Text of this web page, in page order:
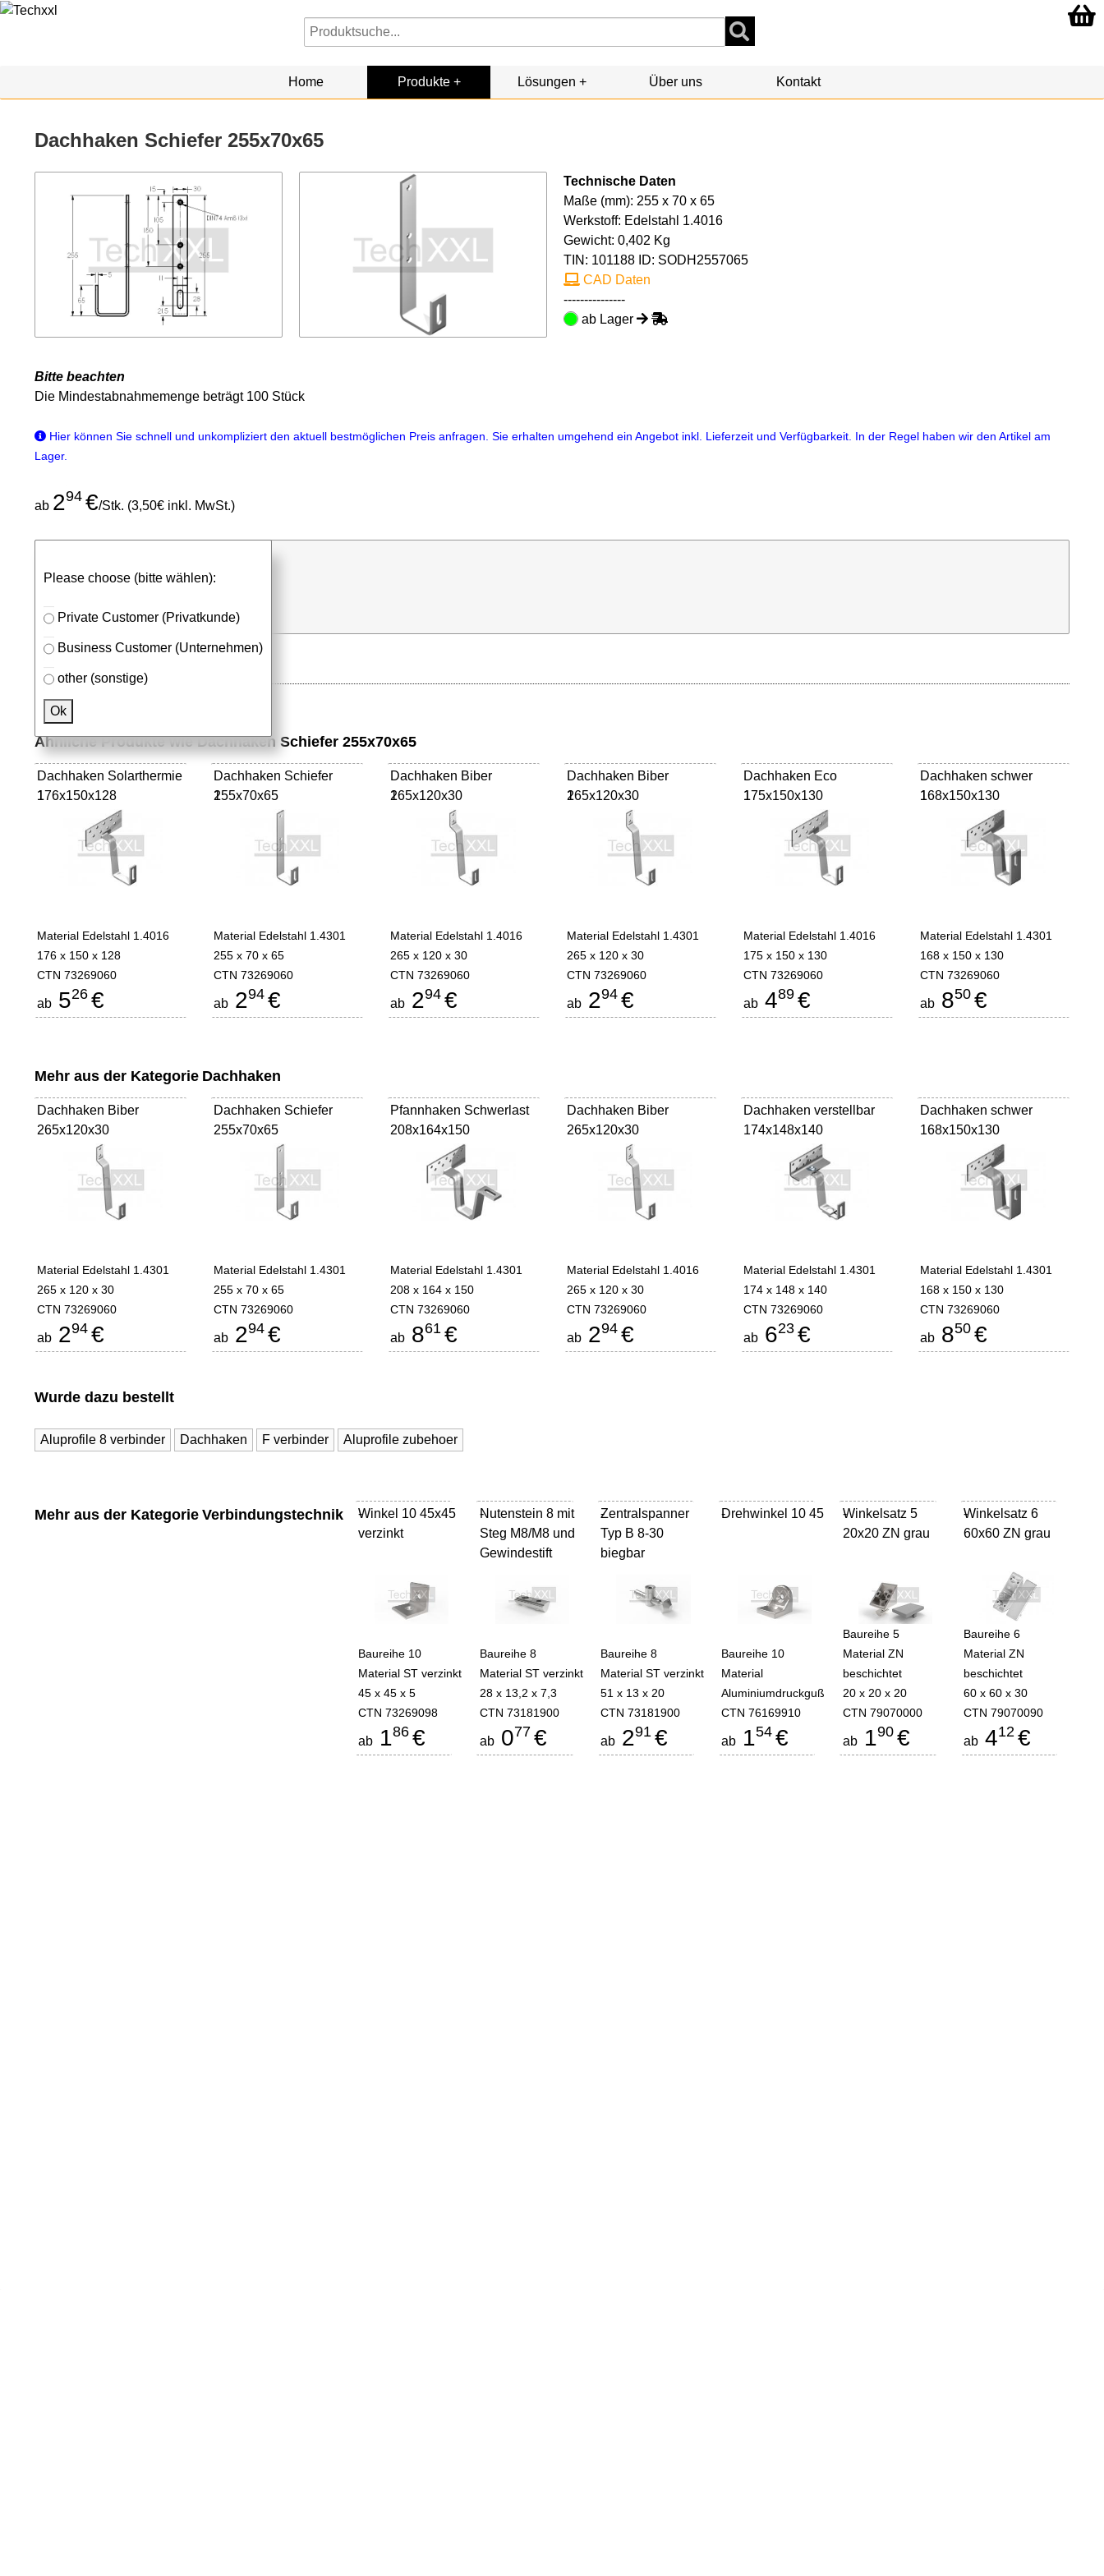
Home Produkte Lösungen Über uns Kontakt
Dachhaken Schiefer 255x70x65
Technische Daten
Maße (mm): 255 x 70 x 65
Werkstoff: Edelstahl 1.4016
Gewicht: 0,402 Kg
TIN: 101188 ID: SODH2557065
CAD Daten
---------------
ab Lager
Bitte beachten
Die Mindestabnahmemenge beträgt 100 Stück
Hier können Sie schnell und unkompliziert den aktuell bestmöglichen Preis anfragen. Sie erhalten umgehend ein Angebot inkl. Lieferzeit und Verfügbarkeit. In der Regel haben wir den Artikel am
Lager.
ab 294 €/Stk. (3,50€ inkl. MwSt.)
Please choose (bitte wählen):
Private Customer (Privatkunde)
Business Customer (Unternehmen)
other (sonstige)
Ok
⮮
Stk. in Anfrageliste
Ähnliche Produkte wie Dachhaken Schiefer 255x70x65
Dachhaken Solarthermie
176x150x128
1
Material Edelstahl 1.4016
176 x 150 x 128
CTN 73269060
ab 526 €
Dachhaken Schiefer
255x70x65
1
Material Edelstahl 1.4301
255 x 70 x 65
CTN 73269060
ab 294 €
Dachhaken Biber
265x120x30
1
Material Edelstahl 1.4016
265 x 120 x 30
CTN 73269060
ab 294 €
Dachhaken Biber
265x120x30
1
Material Edelstahl 1.4301
265 x 120 x 30
CTN 73269060
ab 294 €
Dachhaken Eco
175x150x130
1
Material Edelstahl 1.4016
175 x 150 x 130
CTN 73269060
ab 489 €
Dachhaken schwer
168x150x130
1
Material Edelstahl 1.4301
168 x 150 x 130
CTN 73269060
ab 850 €
Mehr aus der Kategorie Dachhaken
Dachhaken Biber
265x120x30
Material Edelstahl 1.4301
265 x 120 x 30
CTN 73269060
ab 294 €
Dachhaken Schiefer
255x70x65
Material Edelstahl 1.4301
255 x 70 x 65
CTN 73269060
ab 294 €
Pfannhaken Schwerlast
208x164x150
Material Edelstahl 1.4301
208 x 164 x 150
CTN 73269060
ab 861 €
Dachhaken Biber
265x120x30
Material Edelstahl 1.4016
265 x 120 x 30
CTN 73269060
ab 294 €
Dachhaken verstellbar
174x148x140
Material Edelstahl 1.4301
174 x 148 x 140
CTN 73269060
ab 623 €
Dachhaken schwer
168x150x130
Material Edelstahl 1.4301
168 x 150 x 130
CTN 73269060
ab 850 €
Wurde dazu bestellt
Aluprofile 8 verbinder Dachhaken F verbinder Aluprofile zubehoer
Mehr aus der Kategorie Verbindungstechnik
Winkel 10 45x45
verzinkt
-
Baureihe 10
Material ST verzinkt
45 x 45 x 5
CTN 73269098
ab 186 €
Nutenstein 8 mit
Steg M8/M8 und
Gewindestift
-
Baureihe 8
Material ST verzinkt
28 x 13,2 x 7,3
CTN 73181900
ab077 €
Zentralspanner
Typ B 8-30
biegbar
-
Baureihe 8
Material ST verzinkt
51 x 13 x 20
CTN 73181900
ab291 €
Drehwinkel 10 45
-
Baureihe 10
Material
Aluminiumdruckguß
CTN 76169910
ab 154 €
Winkelsatz 5
20x20 ZN grau
-
Baureihe 5
Material ZN
beschichtet
20 x 20 x 20
CTN 79070000
ab190 €
Winkelsatz 6
60x60 ZN grau
-
Baureihe 6
Material ZN
beschichtet
60 x 60 x 30
CTN 79070090
ab412 €